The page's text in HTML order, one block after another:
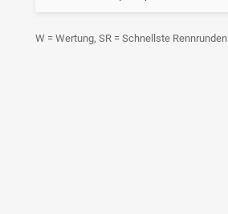
W = Wertung, SR = Schnellste Rennrunden